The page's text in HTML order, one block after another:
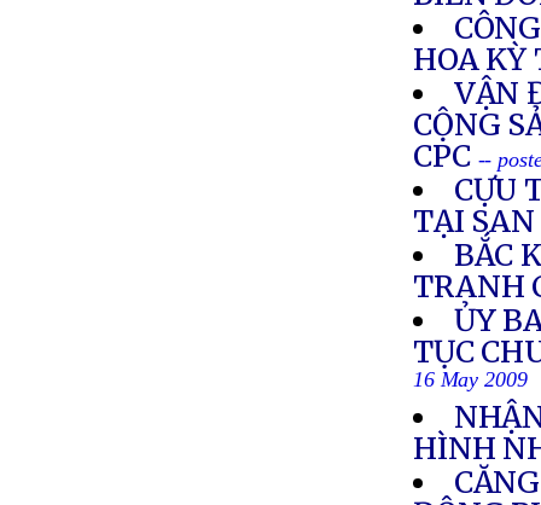
HOA
VẬN
CỘNG
CPC --
CỰU
TẠI SAN
BẮC
TRANH
ỦY
TỤC
16 May 2009
HÌNH